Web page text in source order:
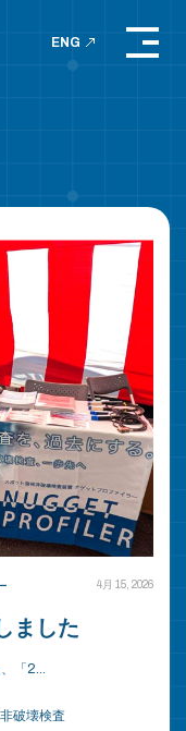
ENG
4月 15, 2026
ました
、「2…
破壊検査